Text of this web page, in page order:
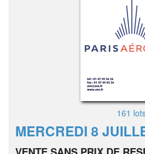
161
MERCREDI 8